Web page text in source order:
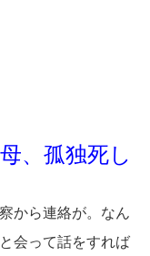
、孤独死し
から連絡が。なん
会って話をすれば